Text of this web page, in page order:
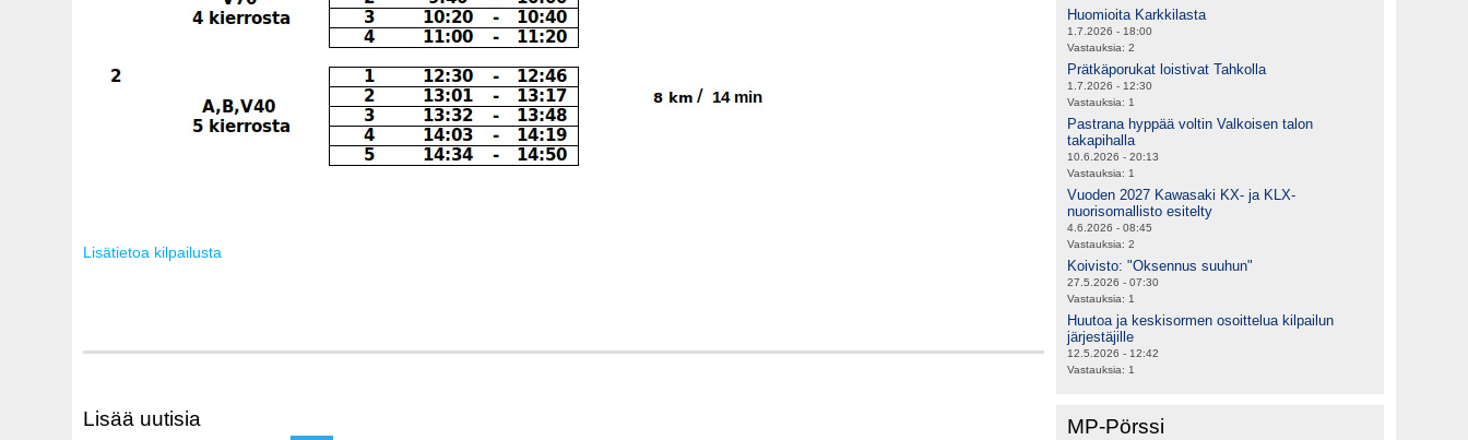
Lisätietoa kilpailusta
Lisää uutisia
Huomioita Karkkilasta
1.7.2026 - 18:00
Vastauksia: 2
Prätkäporukat loistivat Tahkolla
1.7.2026 - 12:30
Vastauksia: 1
Pastrana hyppää voltin Valkoisen talon
takapihalla
10.6.2026 - 20:13
Vastauksia: 1
Vuoden 2027 Kawasaki KX- ja KLX-
nuorisomallisto esitelty
4.6.2026 - 08:45
Vastauksia: 2
Koivisto: "Oksennus suuhun"
27.5.2026 - 07:30
Vastauksia: 1
Huutoa ja keskisormen osoittelua kilpailun
järjestäjille
12.5.2026 - 12:42
Vastauksia: 1
MP-Pörssi